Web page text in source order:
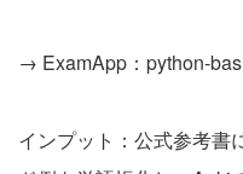
→ ExamApp：python-
インプット：公式参考書